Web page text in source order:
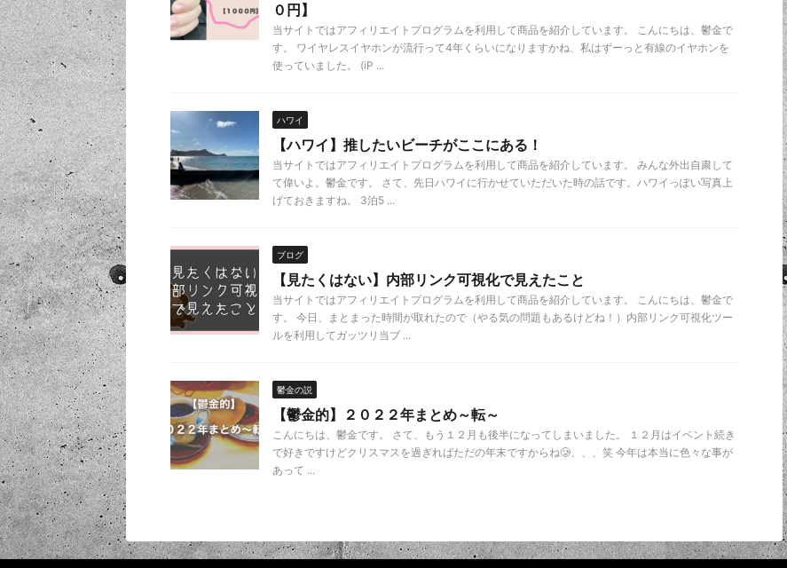
０円】
当サイトではアフィリエイトプログラムを利用して商品を紹介しています。 こんにちは、鬱金で
す。 ワイヤレスイヤホンが流行って4年くらいになりますかね、私はずーっと有線のイヤホンを
使っていました。 (iP ...
ハワイ
【ハワイ】推したいビーチがここにある！
当サイトではアフィリエイトプログラムを利用して商品を紹介しています。 みんな外出自粛して
て偉いよ。鬱金です。 さて、先日ハワイに行かせていただいた時の話です。ハワイっぽい写真上
げておきますね。 3泊5 ...
ブログ
【見たくはない】内部リンク可視化で見えたこと
当サイトではアフィリエイトプログラムを利用して商品を紹介しています。 こんにちは、鬱金で
す。 今日、まとまった時間が取れたので（やる気の問題もあるけどね！）内部リンク可視化ツー
ルを利用してガッツリ当ブ ...
鬱金の説
【鬱金的】２０２２年まとめ～転～
こんにちは、鬱金です。 さて、もう１２月も後半になってしまいました。 １２月はイベント続き
で好きですけどクリスマスを過ぎればただの年末ですからね🥲、、、笑 今年は本当に色々な事が
あって ...